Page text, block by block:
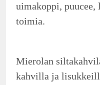
uimakoppi,
toimia.
Mierolan
kahvilla ja